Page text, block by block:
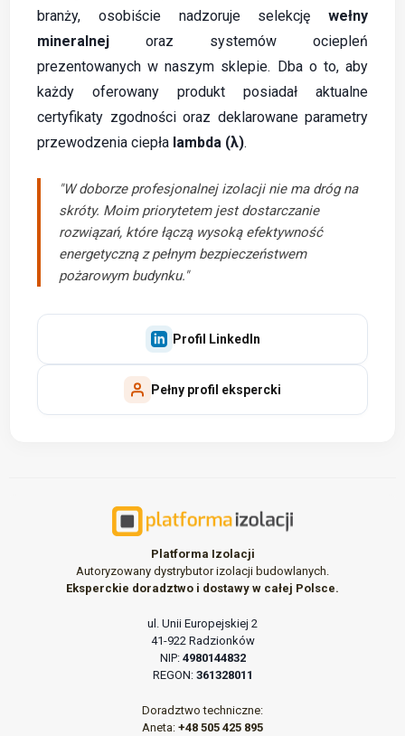
branży, osobiście nadzoruje selekcję wełny
mineralnej oraz systemów ociepleń
prezentowanych w naszym sklepie. Dba o to, aby
każdy oferowany produkt posiadał aktualne
certyfikaty zgodności oraz deklarowane parametry
przewodzenia ciepła lambda (λ).
"W doborze profesjonalnej izolacji nie ma dróg na
skróty. Moim priorytetem jest dostarczanie
rozwiązań, które łączą wysoką efektywność
energetyczną z pełnym bezpieczeństwem
pożarowym budynku."
Profil LinkedIn
Pełny profil ekspercki
Platforma Izolacji
Autoryzowany dystrybutor izolacji budowlanych.
Eksperckie doradztwo i dostawy w całej Polsce.
ul. Unii Europejskiej 2
41-922 Radzionków
NIP: 4980144832
REGON: 361328011
Doradztwo techniczne:
Aneta: +48 505 425 895